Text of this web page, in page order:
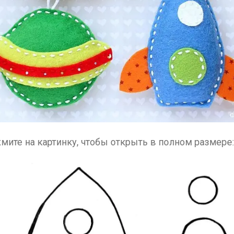
на картинку, чтобы открыть в полном размере: